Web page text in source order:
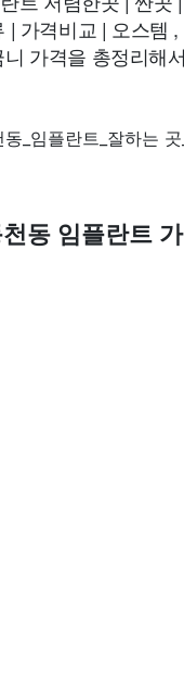
| 가격비교 | 오스템
가격을 총정리해
동 임플란트 가